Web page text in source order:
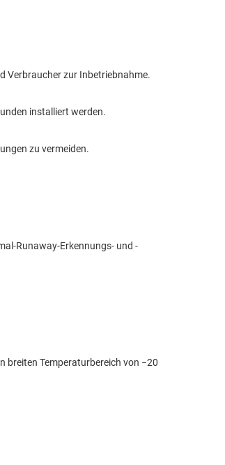
Verbraucher zur Inbetriebnahme.
installiert werden.
zu vermeiden.
Runaway-Erkennungs- und -
breiten Temperaturbereich von −20